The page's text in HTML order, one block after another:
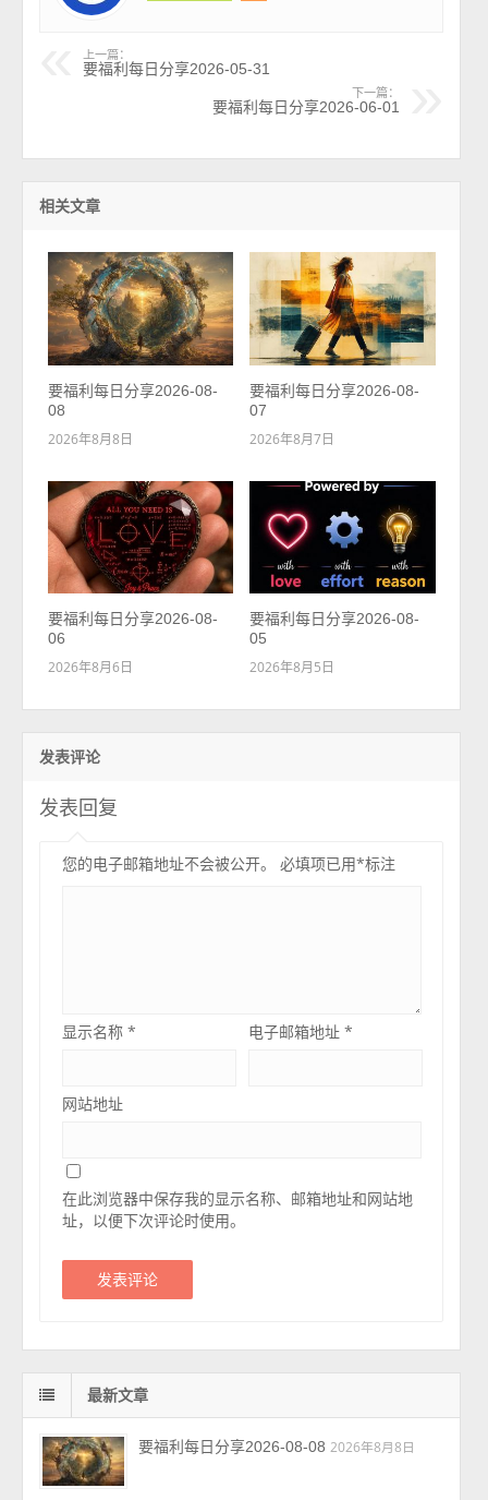
上一篇：
要福利每日分享2026-05-31
下一篇：
要福利每日分享2026-06-01
相关文章
要福利每日分享2026-08-
08
2026年8月8日
要福利每日分享2026-08-
07
2026年8月7日
要福利每日分享2026-08-
06
2026年8月6日
要福利每日分享2026-08-
05
2026年8月5日
发表评论
发表回复
您的电子邮箱地址不会被公开。 必填项已用*标注
显示名称* 电子邮箱地址*
网站地址
在此浏览器中保存我的显示名称、邮箱地址和网站地
址，以便下次评论时使用。
最新文章
要福利每日分享2026-08-08 2026年8月8日